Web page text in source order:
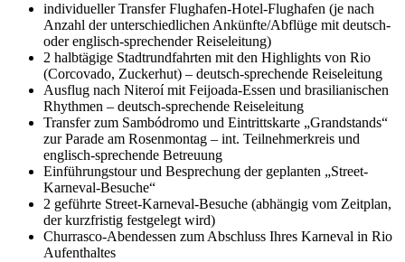
individueller Transfer Flughafen-Hotel-Flughafen (je nach
Anzahl der unterschiedlichen Ankünfte/Abflüge mit deutsch-
oder englisch-sprechender Reiseleitung)
2 halbtägige Stadtrundfahrten mit den Highlights von Rio
(Corcovado, Zuckerhut) – deutsch-sprechende Reiseleitung
Ausflug nach Niteroí mit Feijoada-Essen und brasilianischen
Rhythmen – deutsch-sprechende Reiseleitung
Transfer zum Sambódromo und Eintrittskarte „Grandstands“
zur Parade am Rosenmontag – int. Teilnehmerkreis und
englisch-sprechende Betreuung
Einführungstour und Besprechung der geplanten „Street-
Karneval-Besuche“
2 geführte Street-Karneval-Besuche (abhängig vom Zeitplan,
der kurzfristig festgelegt wird)
Churrasco-Abendessen zum Abschluss Ihres Karneval in Rio
Aufenthaltes